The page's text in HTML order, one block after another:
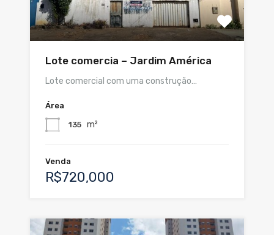
Lote comercia – Jardim América
Lote comercial com uma construção…
Área
135 m²
Venda
R$720,000